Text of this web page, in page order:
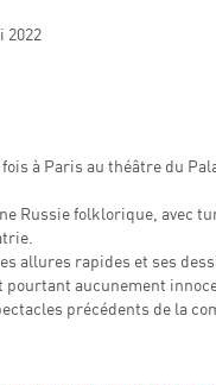
2022
à Paris au théâtre du
Russie folklorique, avec
allures rapides et ses
aucunement
précédents de la